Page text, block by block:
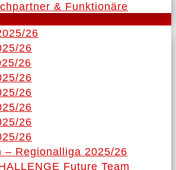
& Funktionäre
26
26
26
26
26
26
26
26
– Regionalliga 2025/26
Future Team